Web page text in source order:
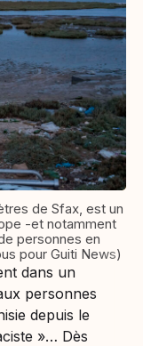
de Sfax, est un
-et notamment
personnes en
pour Guiti News)
dans un
personnes
depuis le
»… Dès